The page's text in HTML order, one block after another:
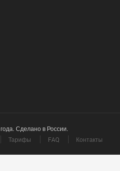
Сделано в России.
Тарифы FAQ Контакты